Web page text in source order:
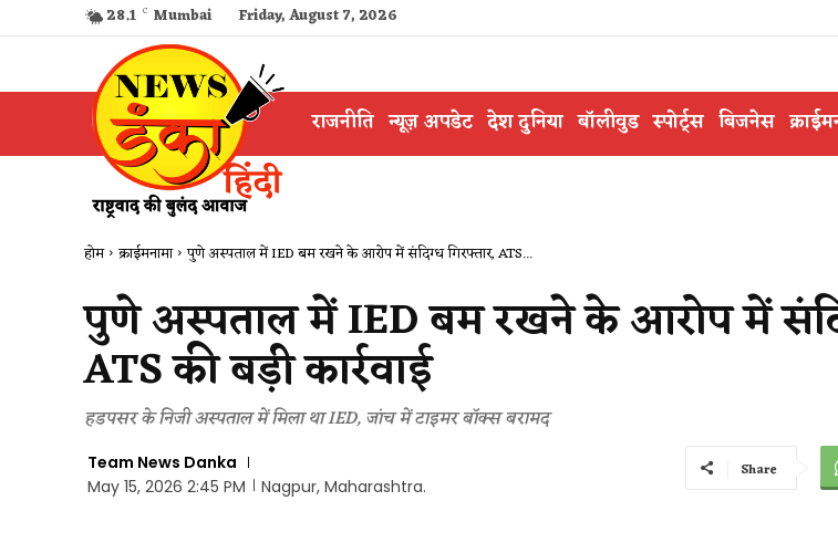
28.1 C Mumbai Friday, August 7, 2026
राजनीति न्यूज़ अपडेट देश दुनिया बॉलीवुड स्पोर्ट्स बिजनेस
होम क्राईमनामा पुणे अस्पताल में IED बम रखने के आरोप में संदिग्ध गिरफ्तार, ATS...
पुणे अस्पताल में IED बम रखने के आरोप में
ATS की बड़ी कार्रवाई
हडपसर के निजी अस्पताल में मिला था IED, जांच में टाइमर बॉक्स बरामद
Team News Danka
May 15, 2026 2:45 PM
Nagpur, Maharashtra.
Share